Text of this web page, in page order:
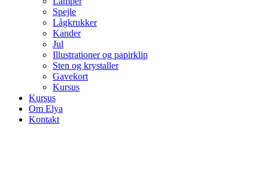
Spejle
Lågkrukker
Kander
Jul
Illustrationer og papirklip
Sten og krystaller
Gavekort
Kursus
Kursus
Om Elya
Kontakt